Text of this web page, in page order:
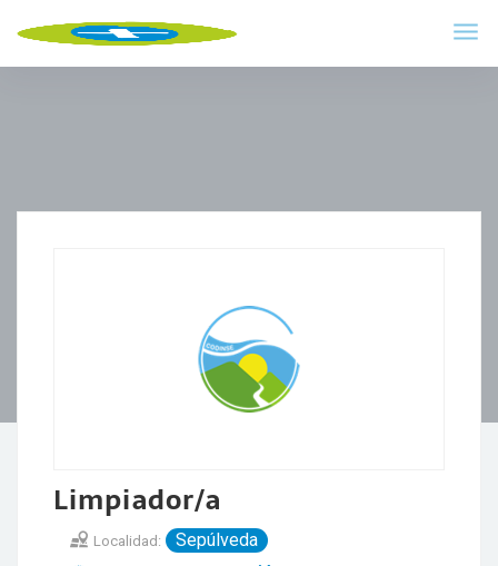
Limpiador/a
Localidad: Sepúlveda